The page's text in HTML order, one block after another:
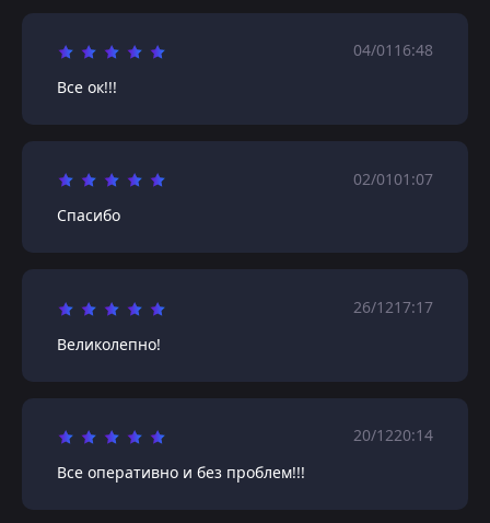
04/01 16:48
Все ок!!!
02/0101:07
Спасибо
26/1217:17
Великолепно!
20/1220:14
Все оперативно и без проблем!!!